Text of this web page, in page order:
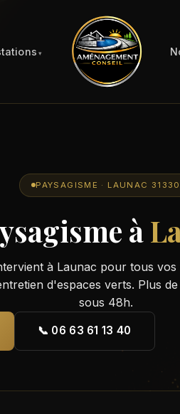
PAYSAGISME · LAUNAC 31330
à
à Launac pour tous
d'espaces verts. Plus
sous 48h.
📞 06 63 61 13 40